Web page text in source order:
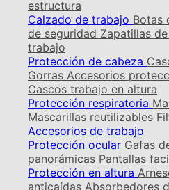
estructura
Calzado de trabajo Botas
de seguridad Zapatillas
trabajo
Protección de cabeza
Gorras Accesorios
Cascos trabajo en altura
Protección respiratoria
Mascarillas reutilizables
Accesorios de trabajo
Protección ocular Gafas
panorámicas Pantallas
Protección en altura
anticaídas Absorbedores